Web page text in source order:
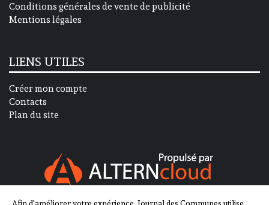
Conditions générales de vente de publicité
Mentions légales
LIENS UTILES
Créer mon compte
Contacts
Plan du site